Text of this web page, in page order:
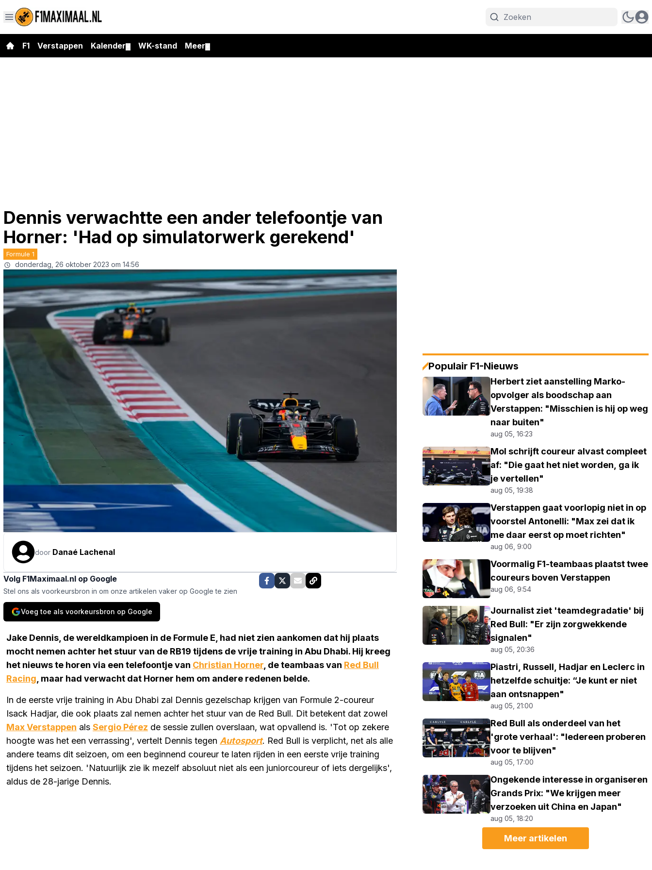
F1 Verstappen Kalender WK-stand Meer
Dennis verwachtte een ander telefoontje van
Horner: 'Had op simulatorwerk gerekend'
Formule 1
donderdag, 26 oktober 2023 om 14:56
door Danaé Lachenal
Volg F1Maximaal.nl op Google
Stel ons als voorkeursbron in om onze artikelen vaker op Google te zien
Voeg toe als voorkeursbron op Google
Jake Dennis, de wereldkampioen in de Formule E, had niet zien aankomen dat hij plaats
mocht nemen achter het stuur van de RB19 tijdens de vrije training in Abu Dhabi. Hij kreeg
het nieuws te horen via een telefoontje van Christian Horner , de teambaas van Red Bull
Racing , maar had verwacht dat Horner hem om andere redenen belde.
In de eerste vrije training in Abu Dhabi zal Dennis gezelschap krijgen van Formule 2-coureur
Isack Hadjar, die ook plaats zal nemen achter het stuur van de Red Bull. Dit betekent dat zowel
Max Verstappen als Sergio Pérez de sessie zullen overslaan, wat opvallend is. 'Tot op zekere
hoogte was het een verrassing', vertelt Dennis tegen Autosport. Red Bull is verplicht, net als alle
andere teams dit seizoen, om een beginnend coureur te laten rijden in een eerste vrije training
tijdens het seizoen. 'Natuurlijk zie ik mezelf absoluut niet als een juniorcoureur of iets dergelijks',
aldus de 28-jarige Dennis.
Populair F1-Nieuws
Herbert ziet aanstelling Marko-
opvolger als boodschap aan
Verstappen: "Misschien is hij op weg
naar buiten"
aug 05, 16:23
Mol schrijft coureur alvast compleet
af: "Die gaat het niet worden, ga ik
je vertellen"
aug 05, 19:38
Verstappen gaat voorlopig niet in op
voorstel Antonelli: "Max zei dat ik
me daar eerst op moet richten"
aug 06, 9:00
Voormalig F1-teambaas plaatst twee
coureurs boven Verstappen
aug 06, 9:54
Journalist ziet 'teamdegradatie' bij
Red Bull: "Er zijn zorgwekkende
signalen"
aug 05, 20:36
Piastri, Russell, Hadjar en Leclerc in
hetzelfde schuitje: “Je kunt er niet
aan ontsnappen"
aug 05, 21:00
Red Bull als onderdeel van het
'grote verhaal': "Iedereen proberen
voor te blijven"
aug 05, 17:00
Ongekende interesse in organiseren
Grands Prix: "We krijgen meer
verzoeken uit China en Japan"
aug 05, 18:20
Meer artikelen